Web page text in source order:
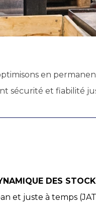
en
sécurité et fiabilité
DES
et juste à temps